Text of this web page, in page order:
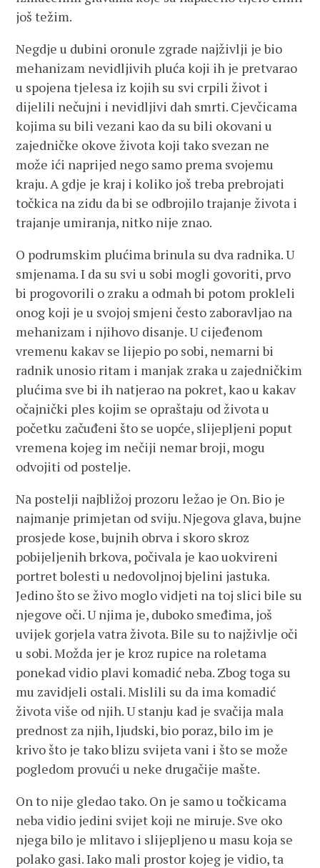
još težim.
Negdje u dubini oronule zgrade najživlji je bio
mehanizam nevidljivih pluća koji ih je pretvarao
u spojena tjelesa iz kojih su svi crpili život i
dijelili nečujni i nevidljivi dah smrti. Cjevčicama
kojima su bili vezani kao da su bili okovani u
zajedničke okove života koji tako svezan ne
može ići naprijed nego samo prema svojemu
kraju. A gdje je kraj i koliko još treba prebrojati
točkica na zidu da bi se odbrojilo trajanje života i
trajanje umiranja, nitko nije znao.
O podrumskim plućima brinula su dva radnika. U
smjenama. I da su svi u sobi mogli govoriti, prvo
bi progovorili o zraku a odmah bi potom prokleli
onog koji je u svojoj smjeni često zaboravljao na
mehanizam i njihovo disanje. U cijeđenom
vremenu kakav se lijepio po sobi, nemarni bi
radnik unosio ritam i manjak zraka u zajedničkim
plućima sve bi ih natjerao na pokret, kao u kakav
očajnički ples kojim se opraštaju od života u
početku začuđeni što se uopće, slijepljeni poput
vremena kojeg im nečiji nemar broji, mogu
odvojiti od postelje.
Na postelji najbližoj prozoru ležao je On. Bio je
najmanje primjetan od sviju. Njegova glava, bujne
prosjede kose, bujnih obrva i skoro skroz
pobijeljenih brkova, počivala je kao uokvireni
portret bolesti u nedovoljnoj bjelini jastuka.
Jedino što se živo moglo vidjeti na toj slici bile su
njegove oči. U njima je, duboko smeđima, još
uvijek gorjela vatra života. Bile su to najživlje oči
u sobi. Možda jer je kroz rupice na roletama
ponekad vidio plavi komadić neba. Zbog toga su
mu zavidjeli ostali. Mislili su da ima komadić
života više od njih. U stanju kad je svačija mala
prednost za njih, ljudski, bio poraz, bilo im je
krivo što je tako blizu svijeta vani i što se može
pogledom provući u neke drugačije mašte.
On to nije gledao tako. On je samo u točkicama
neba vidio jedini svijet koji ne miruje. Sve oko
njega bilo je mlitavo i slijepljeno u masu koja se
polako gasi. Iako mali prostor kojeg je vidio, ta